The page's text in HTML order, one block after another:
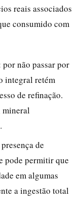
reais associados
consumido com
por não passar por
integral retém
de refinação.
mineral
de
pode permitir que
em algumas
a ingestão total